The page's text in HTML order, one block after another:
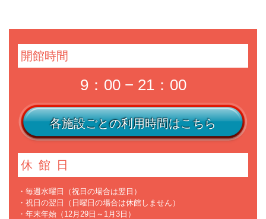
開館時間
9：00 − 21：00
各施設ごとの利用時間はこちら
休館日
・毎週水曜日（祝日の場合は翌日）
・祝日の翌日（日曜日の場合は休館しません）
・年末年始（12月29日～1月3日）